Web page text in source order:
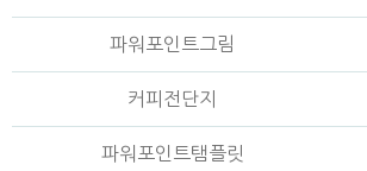
파워포인트그림
커피전단지
파워포인트탬플릿